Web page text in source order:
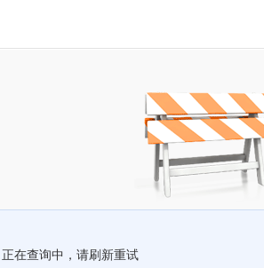
正在查询中，请刷新重试